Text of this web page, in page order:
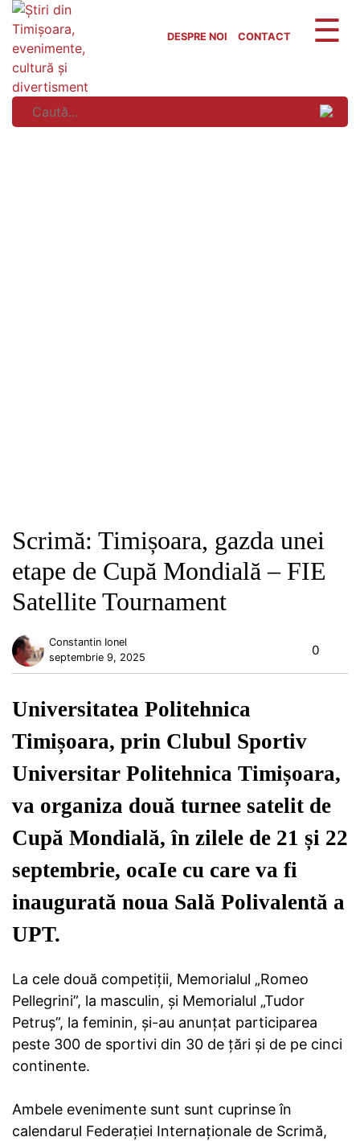
Skip
content
DESPRE NOI CONTACT
Scrimă: Timișoara, gazda unei
etape de Cupă Mondială – FIE
Satellite Tournament
Constantin Ionel
septembrie 9, 2025
0
Universitatea Politehnica
Timișoara, prin Clubul Sportiv
Universitar Politehnica Timișoara,
va organiza două turnee satelit de
Cupă Mondială, în zilele de 21 și 22
septembrie, ocaIe cu care va fi
inaugurată noua Sală Polivalentă a
UPT.
La cele două competiții, Memorialul „Romeo
Pellegrini”, la masculin, și Memorialul „Tudor
Petruș”, la feminin, și-au anunțat participarea
peste 300 de sportivi din 30 de țări și de pe cinci
continente.
Ambele evenimente sunt sunt cuprinse în
calendarul Federației Internaționale de Scrimă,